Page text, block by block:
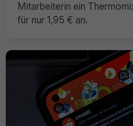
Mitarbeiterin ein
für nur 1,95 € an.